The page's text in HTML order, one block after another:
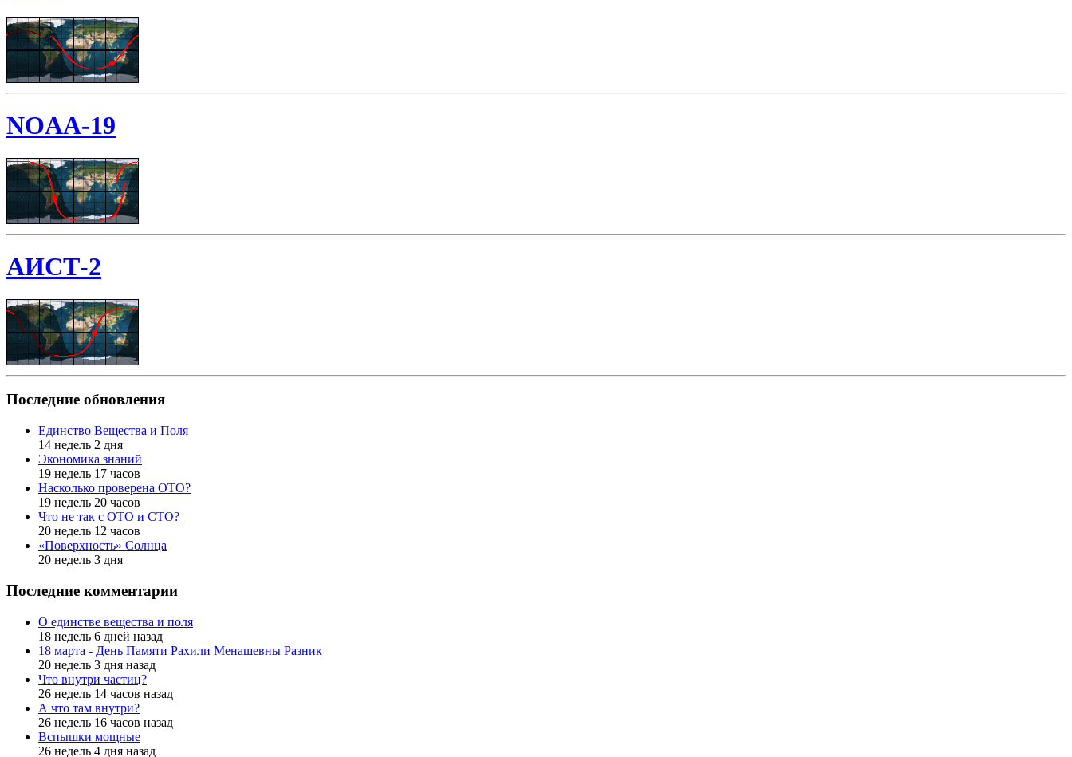
NOAA-19
АИСТ-2
Последние обновления
Единство Вещества и Поля
14 недель 2 дня
Экономика знаний
19 недель 17 часов
Насколько проверена ОТО?
19 недель 20 часов
Что не так с ОТО и СТО?
20 недель 12 часов
«Поверхность» Солнца
20 недель 3 дня
Последние комментарии
О единстве вещества и поля
18 недель 6 дней назад
18 марта - День Памяти Рахили Менашевны Разник
20 недель 3 дня назад
Что внутри частиц?
26 недель 14 часов назад
А что там внутри?
26 недель 16 часов назад
Вспышки мощные
26 недель 4 дня назад